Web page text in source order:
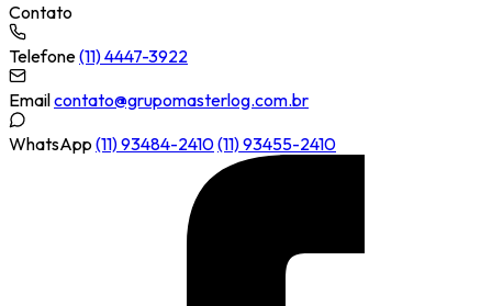
Contato
Telefone(11) 4447-3922
Emailcontato@grupomasterlog.com.br
WhatsApp (11) 93484-2410(11) 93455-2410